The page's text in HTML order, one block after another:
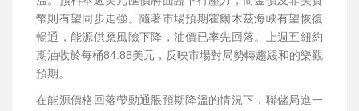
幣則有望同步走強。隨著市場預期霍爾木茲海峽有望恢復
暢通，能源供應風險下降，油價已率先回落。上週五紐約
期油收於每桶84.88美元，反映市場對局勢轉趨緩和的樂觀
預期。
在能源價格回落帶動通脹預期降溫的情況下，聯儲局進一